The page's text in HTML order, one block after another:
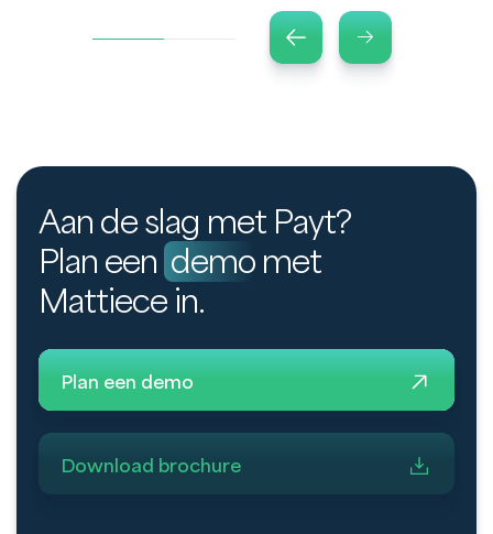
Aan de slag met Payt?
Plan een demo met
Mattiece in.
Plan een demo
Download brochure